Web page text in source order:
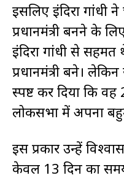
इसलिए इंदिरा गांधी
प्रधानमंत्री बनने के
इंदिरा गांधी से
प्रधानमंत्री बने। लेकिन
स्पष्ट कर दिया कि
लोकसभा में अपना
इस प्रकार उन्हें
केवल 13 दिन का समय